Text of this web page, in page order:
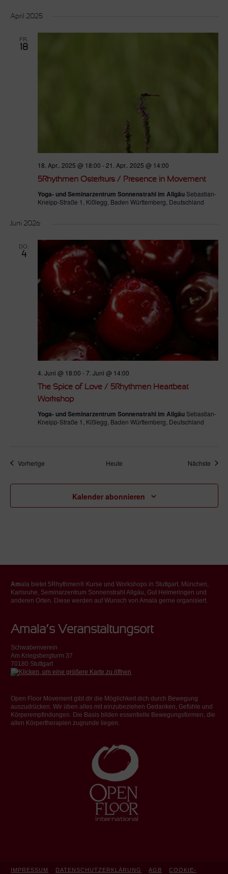
April 2025
FR.
18
18. Apr.. 2025 @ 18:00 -21. Apr.. 2025 @ 14:00
5Rhythmen Osterkurs / Presence in Movement
Yoga- und Seminarzentrum Sonnenstrahl im AllgäuSebastian-
Kneipp-Straße 1, Kißlegg, Baden Württemberg, Deutschland
Juni 2026
DO.
4
4. Juni @ 18:00 -7. Juni @ 14:00
The Spice of Love / 5Rhythmen Heartbeat
Workshop
Yoga- und Seminarzentrum Sonnenstrahl im AllgäuSebastian-
Kneipp-Straße 1, Kißlegg, Baden Württemberg, Deutschland
VorherigeVeranstaltungen Heute Nächste
Kalender abonnieren
Amala bietet 5Rhythmen® Kurse und Workshops in Stuttgart, München,
Karlsruhe, Seminarzentrum Sonnenstrahl Allgäu, Gut Helmeringen und
anderen Orten. Diese werden auf Wunsch von Amala gerne organisiert.
Amala’s Veranstaltungsort
Schwabenverein
Am Kriegsbergturm 37
70180 Stuttgart
Open Floor Movement gibt dir die Möglichkeit dich durch Bewegung
auszudrücken. Wir üben alles mit einzubeziehen Gedanken, Gefühle und
Körperempfindungen. Die Basis bilden essentielle Bewegungsformen, die
allen Körpertherapien zugrunde liegen.
IMPRESSUM DATENSCHUTZERKLÄRUNG AGB COOKIE-